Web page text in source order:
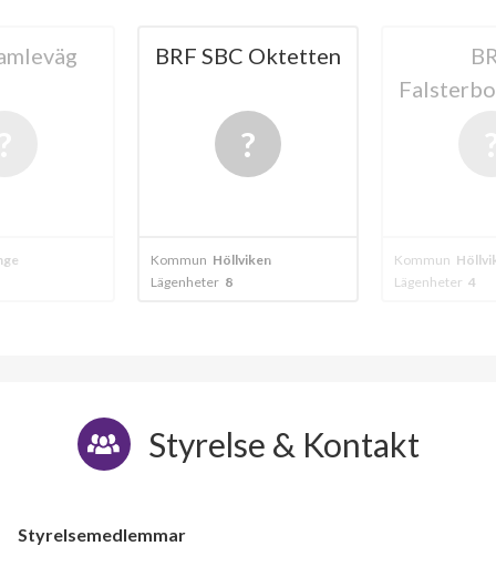
Oktetten
BRF
Kommun Höllviken
Lägenheter
Kommun
Lägenheter
Styrelse & Kontakt
Styrelsemedlemmar